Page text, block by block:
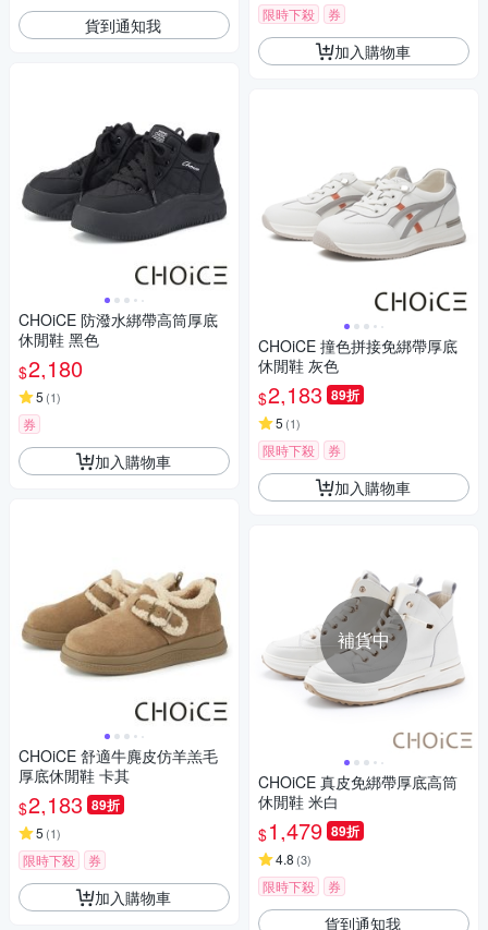
貨到通知我
CHOiCE 防潑水綁帶高筒厚底
休閒鞋 黑色
$2,180
5 (1)
券
加入購物車
CHOiCE 舒適牛麂皮仿羊羔毛
厚底休閒鞋 卡其
$2,183 89折
5 (1)
限時下殺 券
加入購物車
限時下殺 券
加入購物車
CHOiCE 撞色拼接免綁帶厚底
休閒鞋 灰色
$2,183 89折
5 (1)
限時下殺 券
加入購物車
補貨中
CHOiCE 真皮免綁帶厚底高筒
休閒鞋 米白
$1,479 89折
4.8 (3)
限時下殺 券
貨到通知我